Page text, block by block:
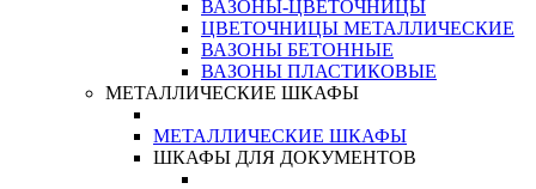
ВАЗОНЫ-ЦВЕТОЧНИЦЫ
ЦВЕТОЧНИЦЫ МЕТАЛЛИЧЕСКИЕ
ВАЗОНЫ БЕТОННЫЕ
ВАЗОНЫ ПЛАСТИКОВЫЕ
МЕТАЛЛИЧЕСКИЕ ШКАФЫ
МЕТАЛЛИЧЕСКИЕ ШКАФЫ
ШКАФЫ ДЛЯ ДОКУМЕНТОВ